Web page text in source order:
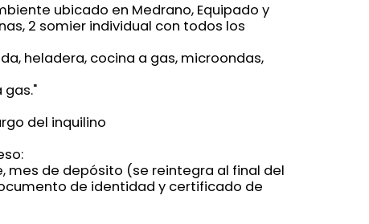
ubicado en Medrano, Equipado y
2 somier individual con todos los
heladera, cocina a gas, microondas,
del inquilino
mes de depósito (se reintegra al final del
de identidad y certificado de